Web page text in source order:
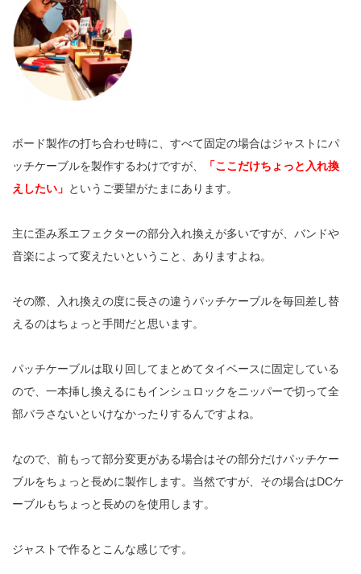
ボード製作の打ち合わせ時に、すべて固定の場合はジャストにパ
ッチケーブルを製作するわけですが、
「ここだけちょっと入れ換
えしたい」 というご要望がたまにあります。
主に歪み系エフェクターの部分入れ換えが多いですが、バンドや
音楽によって変えたいということ、ありますよね。
その際、入れ換えの度に長さの違うパッチケーブルを毎回差し替
えるのはちょっと手間だと思います。
パッチケーブルは取り回してまとめてタイベースに固定している
ので、一本挿し換えるにもインシュロックをニッパーで切って全
部バラさないといけなかったりするんですよね。
なので、前もって部分変更がある場合はその部分だけパッチケー
ブルをちょっと長めに製作します。当然ですが、その場合はDCケ
ーブルもちょっと長めのを使用します。
ジャストで作るとこんな感じです。